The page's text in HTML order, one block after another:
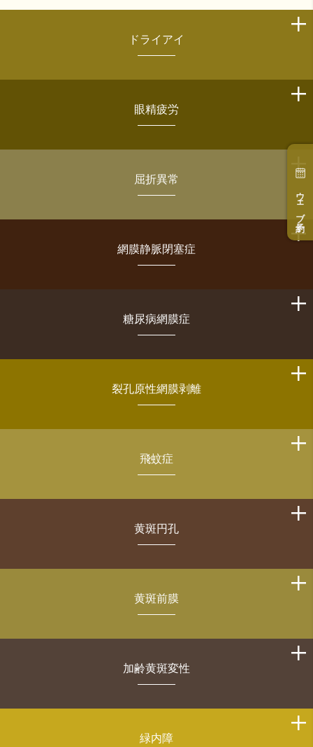
ウェブ予約
ドライアイ
眼精疲労
屈折異常
網膜静脈閉塞症
糖尿病網膜症
裂孔原性網膜剥離
飛蚊症
黄斑円孔
黄斑前膜
加齢黄斑変性
緑内障